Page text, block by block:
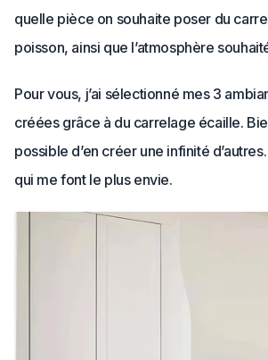
quelle pièce on souhaite poser du
poisson, ainsi que l’atmosphère
Pour vous, j’ai sélectionné mes 3
créées grâce à du carrelage écaille.
possible d’en créer une infinité
qui me font le plus envie.